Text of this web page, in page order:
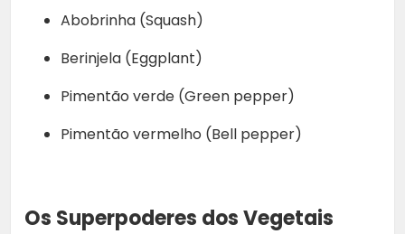
Abobrinha (Squash)
Berinjela (Eggplant)
Pimentão verde (Green pepper)
Pimentão vermelho (Bell pepper)
Os Superpoderes dos Vegetais